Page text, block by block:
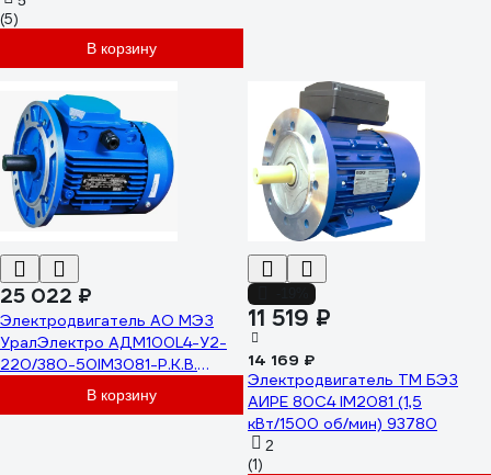
(5)
В корзину
25 022 ₽
Электродвигатель АО МЭЗ
УралЭлектро АДМ100L4-У2-
220/380-50IM3081-Р.К.В.
АДМ100Л4 3081В корзину
11 519 ₽
14 169 ₽
Электродвигатель ТМ БЭЗ
АИРЕ 80C4 IM2081 (1,5
кВт/1500 об/мин) 93780
2
(1)